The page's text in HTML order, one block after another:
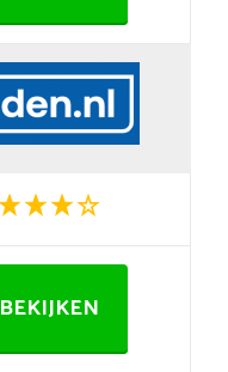
BEKIJKEN